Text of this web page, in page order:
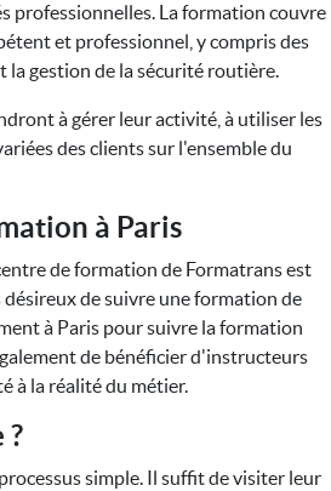
professionnelles. La formation couvre
et professionnel, y compris des
la gestion de la sécurité routière.
à gérer leur activité, à utiliser les
des clients sur l'ensemble du
à Paris
de formation de Formatrans est
de suivre une formation de
à Paris pour suivre la formation
de bénéficier d'instructeurs
à la réalité du métier.
?
simple. Il suffit de visiter leur